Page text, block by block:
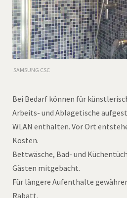
SAMSUNG CSC
Bei Bedarf können für
Arbeits- und Ablagetische
WLAN enthalten. Vor Ort
Kosten.
Bettwäsche, Bad- und
Gästen mitgebacht.
Für längere Aufenthalte
Rabatt.